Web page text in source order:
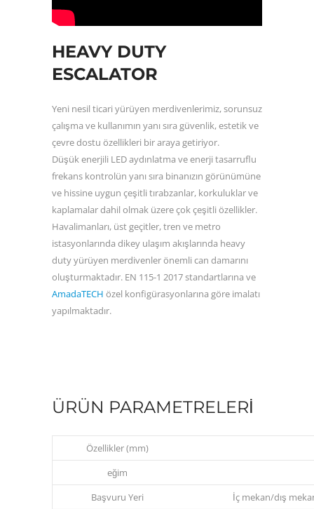
HEAVY DUTY
ESCALATOR
Yeni nesil ticari yürüyen merdivenlerimiz, sorunsuz
çalışma ve kullanımın yanı sıra güvenlik, estetik ve
çevre dostu özellikleri bir araya getiriyor.
Düşük enerjili LED aydınlatma ve enerji tasarruflu
frekans kontrolün yanı sıra binanızın görünümüne
ve hissine uygun çeşitli tırabzanlar, korkuluklar ve
kaplamalar dahil olmak üzere çok çeşitli özellikler.
Havalimanları, üst geçitler, tren ve metro
istasyonlarında dikey ulaşım akışlarında heavy
duty yürüyen merdivenler önemli can damarını
oluşturmaktadır. EN 115-1 2017 standartlarına ve
AmadaTECH özel konfigürasyonlarına göre imalatı
yapılmaktadır.
ÜRÜN PARAMETRELERI
Özellikler (mm)
eğim
Başvuru Yeri
İç mekan/dış